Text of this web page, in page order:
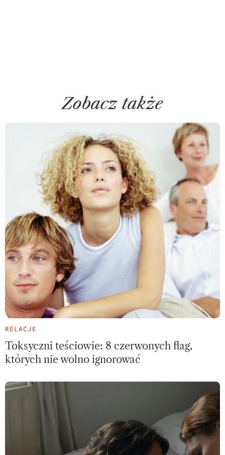
Zobacz także
RELACJE
Toksyczni teściowie: 8 czerwonych flag,
których nie wolno ignorować